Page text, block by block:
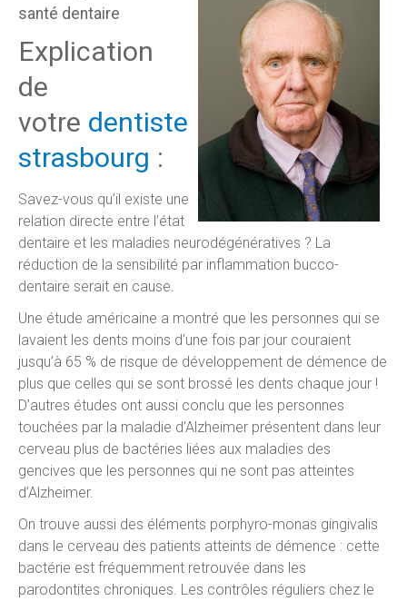
santé dentaire
Explication
de
votre dentiste
strasbourg :
Savez-vous qu’il existe une
relation directe entre l’état
dentaire et les maladies neurodégénératives ? La
réduction de la sensibilité par inflammation bucco-
dentaire serait en cause.
Une étude américaine a montré que les personnes qui se
lavaient les dents moins d’une fois par jour couraient
jusqu’à 65 % de risque de développement de démence de
plus que celles qui se sont brossé les dents chaque jour !
D’autres études ont aussi conclu que les personnes
touchées par la maladie d’Alzheimer présentent dans leur
cerveau plus de bactéries liées aux maladies des
gencives que les personnes qui ne sont pas atteintes
d’Alzheimer.
On trouve aussi des éléments porphyro-monas gingivalis
dans le cerveau des patients atteints de démence : cette
bactérie est fréquemment retrouvée dans les
parodontites chroniques. Les contrôles réguliers chez le